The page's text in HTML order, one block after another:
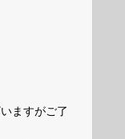
ますがご了